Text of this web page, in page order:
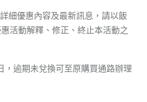
細優惠內容及最新訊息，請以飯
活動解釋、修正、終止本活動之
逾期未兌換可至原購買通路辦理